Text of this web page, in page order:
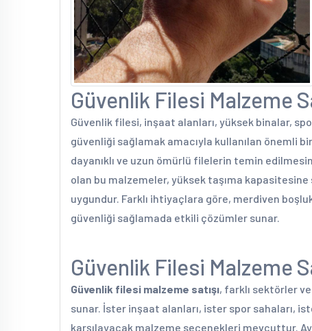
Güvenlik Filesi Malzeme
Güvenlik filesi, inşaat alanları, yüksek binalar,
güvenliği sağlamak amacıyla kullanılan önemli
dayanıklı ve uzun ömürlü filelerin temin
olan bu malzemeler, yüksek taşıma
uygundur. Farklı ihtiyaçlara göre, merdiven
güvenliği sağlamada etkili çözümler sunar.
Güvenlik Filesi Malzeme
Güvenlik filesi malzeme satışı, farklı sektörler
sunar. İster inşaat alanları, ister spor sahaları,
karşılayacak malzeme seçenekleri mevcuttur.